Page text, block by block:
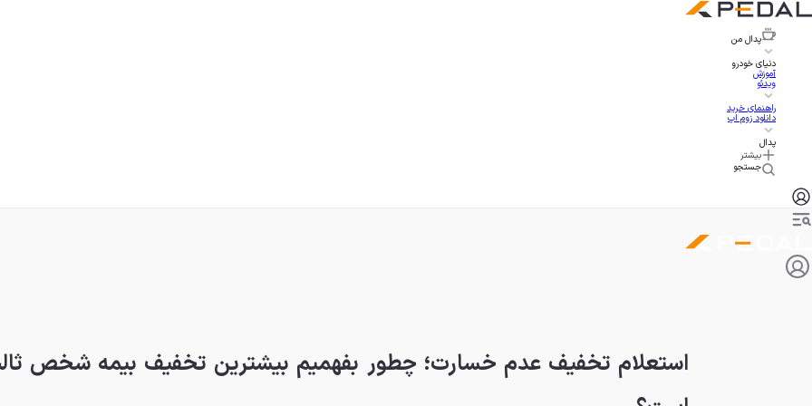
پدال من
دنیای خودرو
آموزش
ویدئو
راهنمای خرید
دانلود زوم اپ
پدال
بیشتر
جستجو
استعلام تخفیف عدم خسارت؛ چطور بفهمیم بیشترین تخفیف بیمه شخص